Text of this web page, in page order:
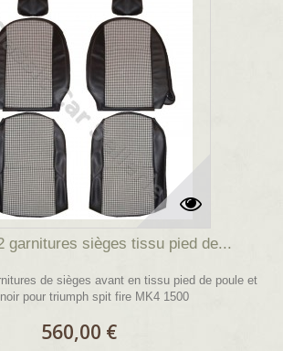
garnitures sièges tissu pied de...
de sièges avant en tissu pied de poule et
pour triumph spit fire MK4 1500
560,00 €